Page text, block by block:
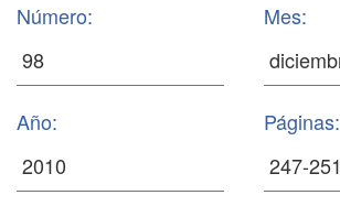
Número: Mes:
Año: Páginas: